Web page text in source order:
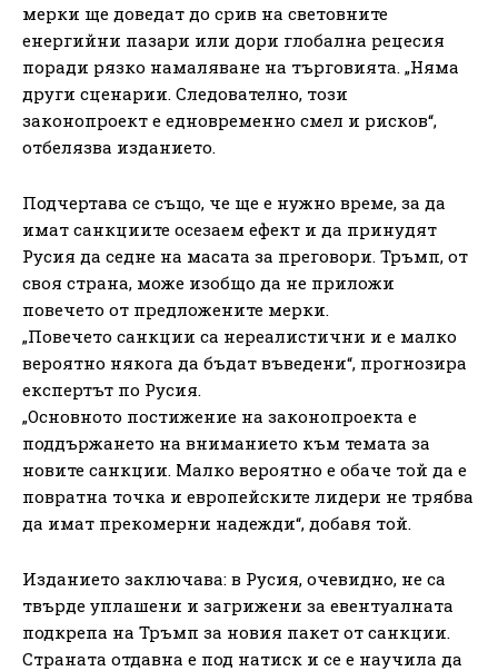
мерки ще доведат до срив на световните
енергийни пазари или дори глобална рецесия
поради рязко намаляване на търговията. „Няма
други сценарии. Следователно, този
законопроект е едновременно смел и рисков“,
отбелязва изданието.
Подчертава се също, че ще е нужно време, за да
имат санкциите осезаем ефект и да принудят
Русия да седне на масата за преговори. Тръмп, от
своя страна, може изобщо да не приложи
повечето от предложените мерки.
„Повечето санкции са нереалистични и е малко
вероятно някога да бъдат въведени“, прогнозира
експертът по Русия.
„Основното постижение на законопроекта е
поддържането на вниманието към темата за
новите санкции. Малко вероятно е обаче той да е
повратна точка и европейските лидери не трябва
да имат прекомерни надежди“, добавя той.
Изданието заключава: в Русия, очевидно, не са
твърде уплашени и загрижени за евентуалната
подкрепа на Тръмп за новия пакет от санкции.
Страната отдавна е под натиск и се е научила да